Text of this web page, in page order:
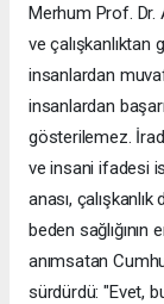
Merhum Prof. Dr.
ve
insanlardan
insanlardan
gösterilemez.
ve insani ifadesi
anası,
beden sağlığının
anımsatan
sürdürdü: "Evet,